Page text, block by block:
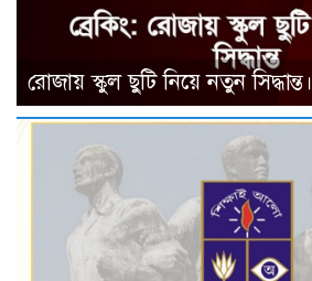
রোজায় স্কুল ছুটি নিয়ে নতুন সিদ্ধান্ত।